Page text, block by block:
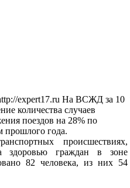
expert17.ru На ВСЖД за 10
количества случаев
поездов на 28% по
прошлого года.
происшествиях,
здоровью граждан в зоне
82 человека, из них 54